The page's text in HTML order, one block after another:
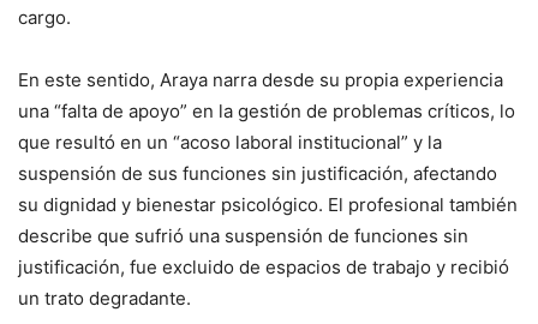
cargo.
En este sentido, Araya narra desde su propia experiencia
una “falta de apoyo” en la gestión de problemas críticos, lo
que resultó en un “acoso laboral institucional” y la
suspensión de sus funciones sin justificación, afectando
su dignidad y bienestar psicológico. El profesional también
describe que sufrió una suspensión de funciones sin
justificación, fue excluido de espacios de trabajo y recibió
un trato degradante.